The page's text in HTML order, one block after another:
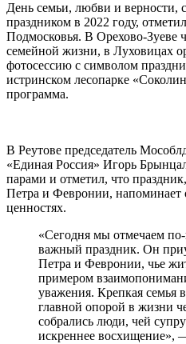
День семьи, любви и
праздником в 2022 году,
Подмосковья. В Орехово-Зуеве
семейной жизни, в Луховицах
фотосессию с символом
истринском лесопарке
программа.
В Реутове председатель
«Единая Россия» Игорь
парами и отметил, что
Петра и Февронии, напоминает
ценностях.
«Сегодня мы отмечаем
важный праздник. Он
Петра и Февронии, чье
примером
уважения. Крепкая семья
главной опорой в жизни
собрались люди, чей
искреннее восхищение»,